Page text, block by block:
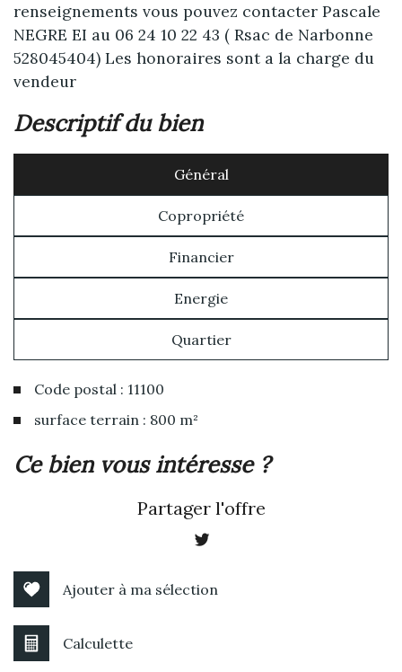
renseignements vous pouvez contacter Pascale
NEGRE EI au 06 24 10 22 43 ( Rsac de Narbonne
528045404) Les honoraires sont a la charge du
vendeur
descriptif du bien
Général
Copropriété
Financier
Energie
Quartier
Code postal : 11100
surface terrain : 800 m²
la ville de narbonne (11100)
ce bien vous intéresse ?
Partager l'offre
Ajouter à ma sélection
Calculette